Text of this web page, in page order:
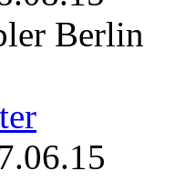
Berlin